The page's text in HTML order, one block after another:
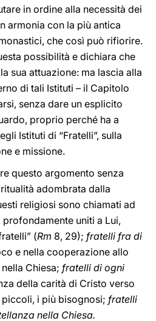
in ordine alla necessità dei
armonia con la più antica
che così può rifiorire.
possibilità e dichiara che
sua attuazione: ma lascia alla
di tali Istituti – il Capitolo
senza dare un esplicito
proprio perché ha a
Istituti di “Fratelli”, sulla
e missione.
questo argomento senza
adombrata dalla
religiosi sono chiamati ad
profondamente uniti a Lui,
(Rm 8, 29); fratelli fra di
e nella cooperazione allo
Chiesa; fratelli di ogni
della carità di Cristo verso
i più bisognosi; fratelli
nella Chiesa.